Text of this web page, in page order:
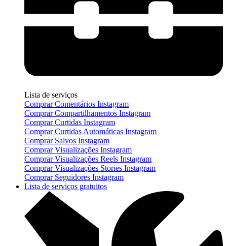
Lista de serviços
Comprar Comentários Instagram
Comprar Compartilhamentos Instagram
Comprar Curtidas Instagram
Comprar Curtidas Automáticas Instagram
Comprar Salvos Instagram
Comprar Visualizações Instagram
Comprar Visualizações Reels Instagram
Comprar Visualizações Stories Instagram
Comprar Seguidores Instagram
Lista de serviços gratuitos